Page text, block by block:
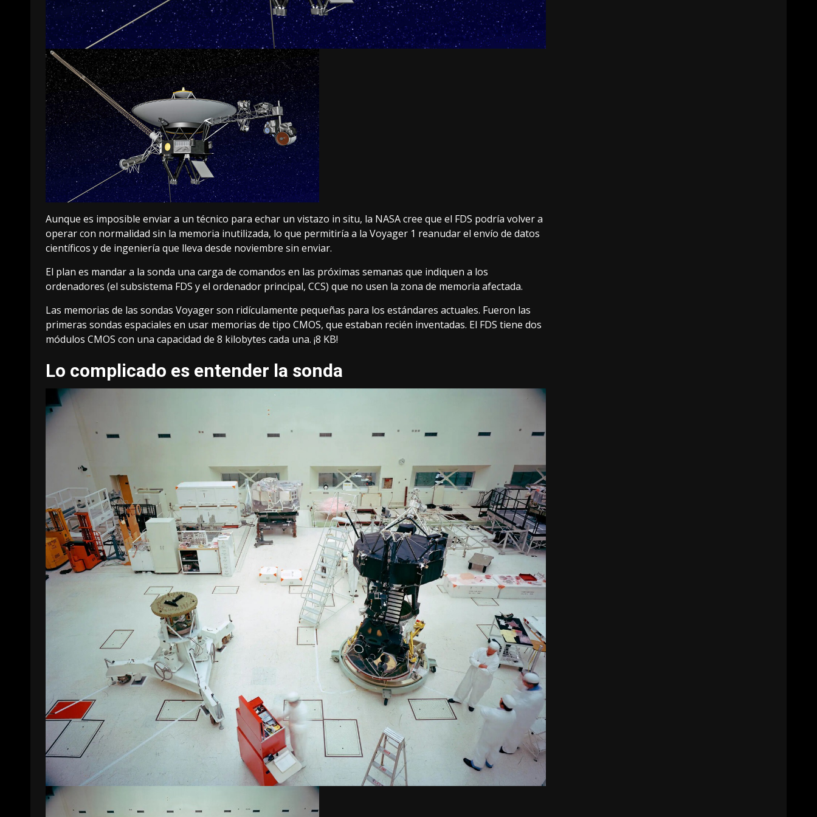
Aunque es imposible enviar a un técnico para echar un vistazo in situ, la NASA cree que el FDS podría volver a
operar con normalidad sin la memoria inutilizada, lo que permitiría a la Voyager 1 reanudar el envío de datos
científicos y de ingeniería que lleva desde noviembre sin enviar.
El plan es mandar a la sonda una carga de comandos en las próximas semanas que indiquen a los
ordenadores (el subsistema FDS y el ordenador principal, CCS) que no usen la zona de memoria afectada.
Las memorias de las sondas Voyager son ridículamente pequeñas para los estándares actuales. Fueron las
primeras sondas espaciales en usar memorias de tipo CMOS, que estaban recién inventadas. El FDS tiene dos
módulos CMOS con una capacidad de 8 kilobytes cada una. ¡8 KB!
Lo complicado es entender la sonda